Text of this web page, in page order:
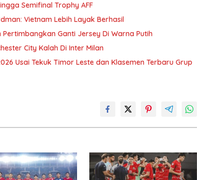
Semifinal Trophy AFF
Vietnam Lebih Layak Berhasil
Ganti Jersey Di Warna Putih
City Kalah Di Inter Milan
Usai Tekuk Timor Leste dan Klasemen Terbaru Grup